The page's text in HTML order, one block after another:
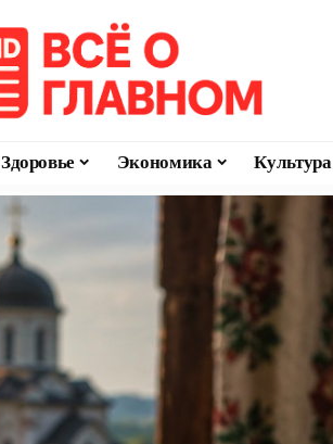
Здоровье Экономика Культура